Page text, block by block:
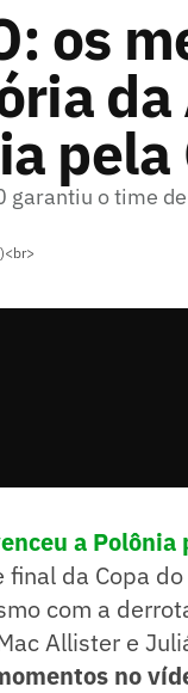
os
pela
garantiu o time
a Polônia
final da Copa
com a
Allister e
no